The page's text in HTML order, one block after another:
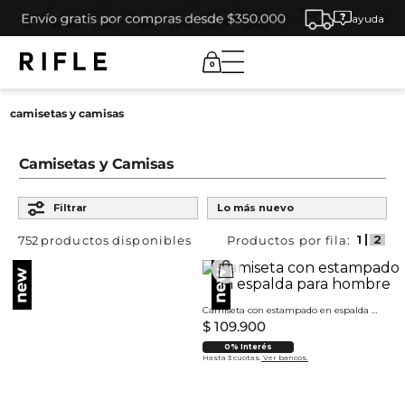
ayuda
0
camisetas y camisas
Camisetas y Camisas
Filtrar
Lo más nuevo
752 productos
Camiseta con estampado en espalda para hombre
$ 109.900
0% Interés
Hasta 3 cuotas. Ver bancos.